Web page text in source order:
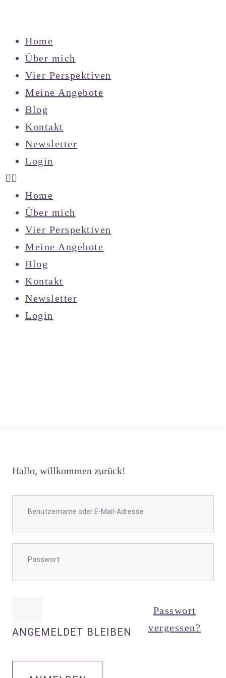
Home
Über mich
Vier Perspektiven
Meine Angebote
Blog
Kontakt
Newsletter
Login
Home
Über mich
Vier Perspektiven
Meine Angebote
Blog
Kontakt
Newsletter
Login
Hallo, willkommen zurück!
ANGEMELDET BLEIBEN
Passwort
vergessen?